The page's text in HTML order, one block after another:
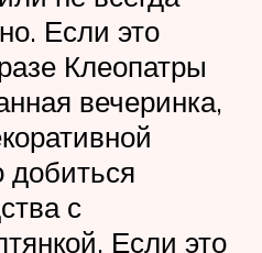
Если это
Клеопатры
вечеринка,
добиться
с
Если это